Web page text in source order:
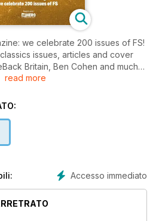
we celebrate 200 issues of FS!
issues, articles and cover
Britain, Ben Cohen and much
more!
read more
Accesso immediato